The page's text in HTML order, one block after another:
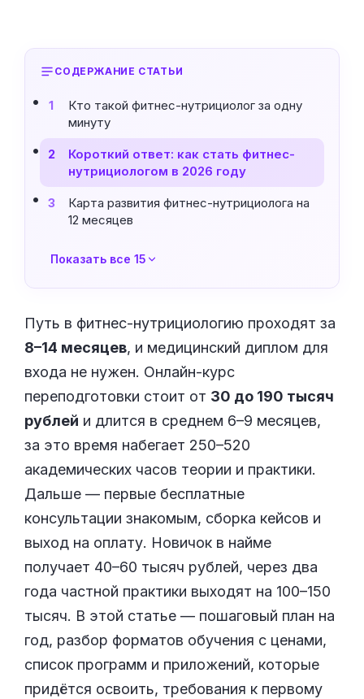
СОДЕРЖАНИЕ СТАТЬИ
1
Кто такой фитнес-нутрициолог за одну
минуту
2
Короткий ответ: как стать фитнес-
нутрициологом в 2026 году
3
Карта развития фитнес-нутрициолога на
12 месяцев
Показать все 15
Путь в фитнес-нутрициологию проходят за
8–14 месяцев, и медицинский диплом для
входа не нужен. Онлайн-курс
переподготовки стоит от 30 до 190 тысяч
рублей и длится в среднем 6–9 месяцев,
за это время набегает 250–520
академических часов теории и практики.
Дальше — первые бесплатные
консультации знакомым, сборка кейсов и
выход на оплату. Новичок в найме
получает 40–60 тысяч рублей, через два
года частной практики выходят на 100–150
тысяч. В этой статье — пошаговый план на
год, разбор форматов обучения с ценами,
список программ и приложений, которые
придётся освоить, требования к первому